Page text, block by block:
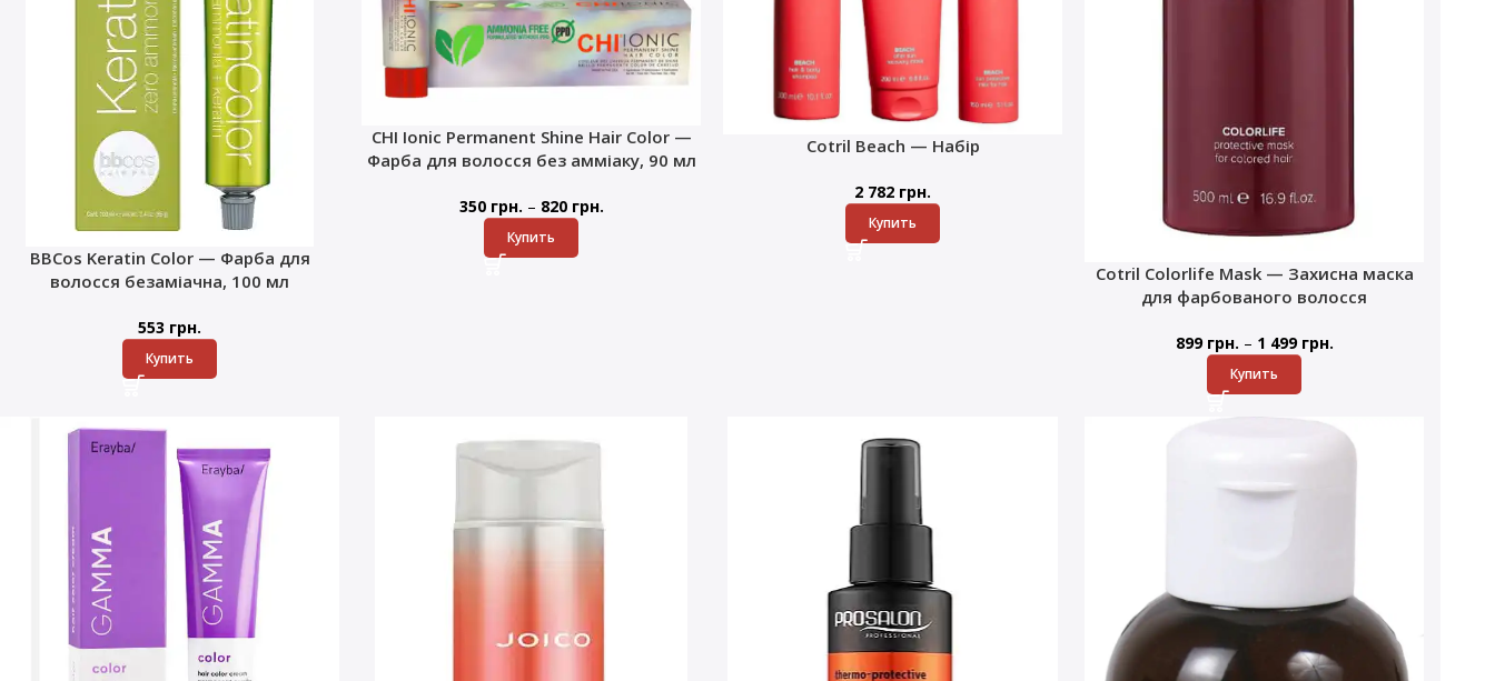
BBCos Keratin Color — Фарба для
волосся безаміачна, 100 мл
553 грн.
Купить
CHI Ionic Permanent Shine Hair Color —
Фарба для волосся без амміаку, 90 мл
350 грн. – 820 грн.
Купить
Cotril Beach — Набір
2 782 грн.
Купить
Cotril Colorlife Mask — Захисна маска
для фарбованого волосся
899 грн. – 1 499 грн.
Купить